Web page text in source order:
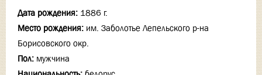
Дата рождения: 1886 г.
Место рождения: им. Заболотье Лепельского р-на
Борисовского окр.
Пол: мужчина